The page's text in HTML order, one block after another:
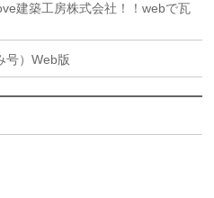
建築工房株式会社！！webで瓦
号）Web版